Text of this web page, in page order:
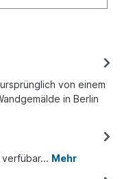
von einem
in Berlin
Mehr